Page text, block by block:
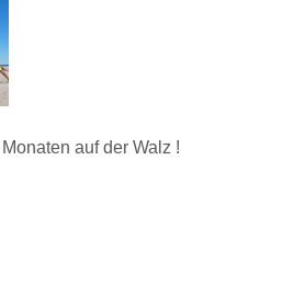
auf der Walz !